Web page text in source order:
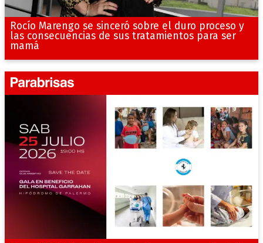
Rocío Marengo se sinceró sobre el duro proceso y
las consecuencias de sus tratamientos para ser
mamá